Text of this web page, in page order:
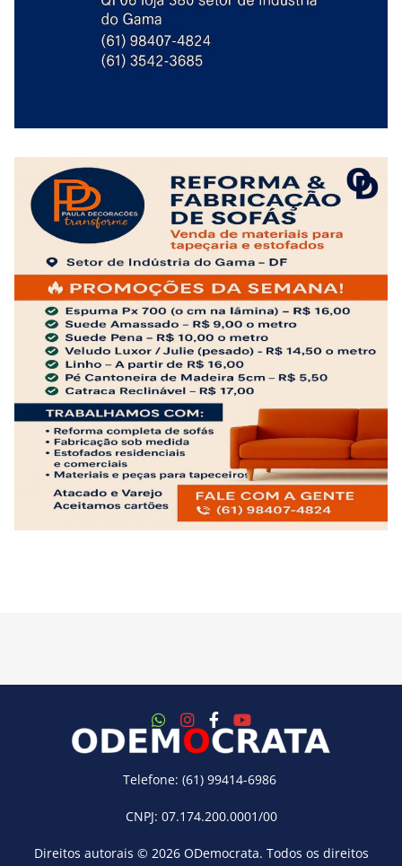
Telefone: (61) 99414-6986
CNPJ: 07.174.200.0001/00
Direitos autorais © 2026 ODemocrata. Todos os direitos